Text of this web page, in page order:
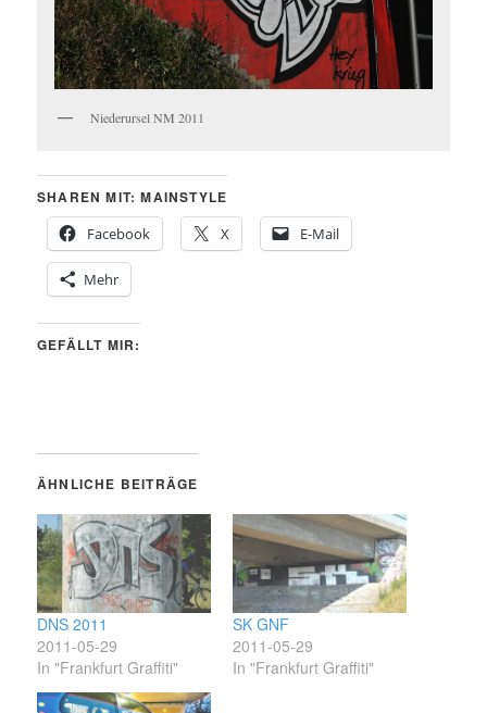
Niederursel NM 2011
SHAREN MIT: MAINSTYLE
Facebook
X E-Mail
Mehr
GEFÄLLT MIR:
ÄHNLICHE BEITRÄGE
DNS 2011
2011-05-29
In "Frankfurt Graffiti"
SK GNF
2011-05-29
In "Frankfurt Graffiti"